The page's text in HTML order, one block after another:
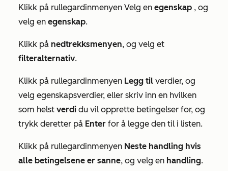
Klikk på rullegardinmenyen Velg en egenskap , og
velg en egenskap.
Klikk på nedtrekksmenyen, og velg et
filteralternativ.
Klikk på rullegardinmenyen Legg til verdier, og
velg egenskapsverdier, eller skriv inn en hvilken
som helst verdi du vil opprette betingelser for, og
trykk deretter på Enter for å legge den til i listen.
Klikk på rullegardinmenyen Neste handling hvis
alle betingelsene er sanne, og velg en handling.